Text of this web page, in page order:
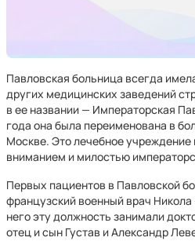
Павловская больница всегда
других медицинских заведений
в ее названии — Императорская
года она была переименована в
Москве. Это лечебное
вниманием и милостью
Первых пациентов в Павловской
французский военный врач
него эту должность занимали
отец и сын Густав и Александр